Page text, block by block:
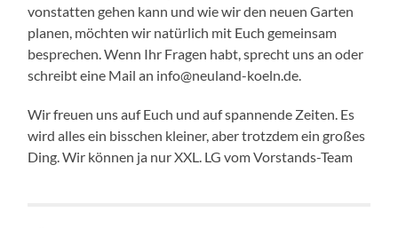
vonstatten gehen kann und wie wir den neuen Garten
planen, möchten wir natürlich mit Euch gemeinsam
besprechen. Wenn Ihr Fragen habt, sprecht uns an oder
schreibt eine Mail an info@neuland-koeln.de.
Wir freuen uns auf Euch und auf spannende Zeiten. Es
wird alles ein bisschen kleiner, aber trotzdem ein großes
Ding. Wir können ja nur XXL. LG vom Vorstands-Team